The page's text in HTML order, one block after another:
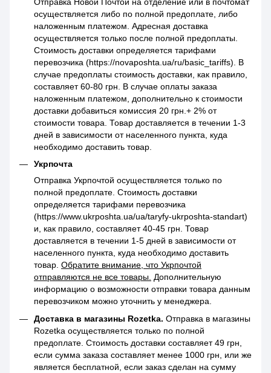
осуществляется либо по полной предоплате, либо
наложенным платежом. Адресная доставка
осуществляется только после полной предоплаты.
Стоимость доставки определяется тарифами
перевозчика (https://novaposhta.ua/ru/basic_tariffs). В
случае предоплаты стоимость доставки, как правило,
составляет 60-80 грн. В случае оплаты заказа
наложенным платежом, дополнительно к стоимости
доставки добавиться комиссия 20 грн.+ 2% от
стоимости товара. Товар доставляется в течении 1-3
дней в зависимости от населенного пункта, куда
необходимо доставить товар.
Укрпочта
Отправка Укрпочтой осуществляется только по
полной предоплате. Стоимость доставки
определяется тарифами перевозчика
(https://www.ukrposhta.ua/ua/taryfy-ukrposhta-standart)
и, как правило, составляет 40-45 грн. Товар
доставляется в течении 1-5 дней в зависимости от
населенного пункта, куда необходимо доставить
товар. Обратите внимание, что Укрпочтой
отправляются не все товары. Дополнительную
информацию о возможности отправки товара данным
перевозчиком можно уточнить у менеджера.
Доставка в магазины Rozetka. Отправка в магазины
Rozetka осуществляется только по полной
предоплате. Стоимость доставки составляет 49 грн,
если сумма заказа составляет менее 1000 грн, или же
является бесплатной, если заказ сделан на сумму